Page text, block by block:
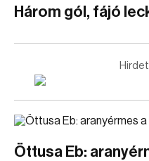
Három gól, fájó
Öttusa Eb: